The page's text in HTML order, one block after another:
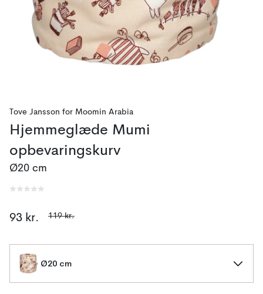
Tove Jansson for Moomin Arabia
Hjemmeglæde Mumi
opbevaringskurv
Ø20 cm
93 kr. 119 kr.
Ø20 cm